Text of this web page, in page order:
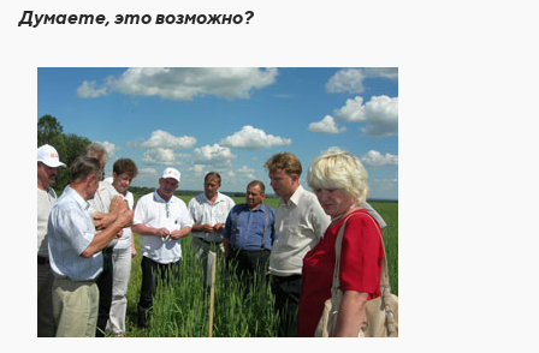
Думаете, это возможно?